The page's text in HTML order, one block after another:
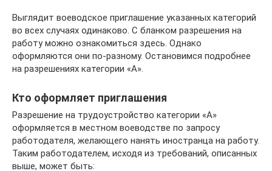
Выглядит воеводское приглашение указанных категорий
во всех случаях одинаково. С бланком разрешения на
работу можно ознакомиться здесь. Однако
оформляются они по-разному. Остановимся подробнее
на разрешениях категории «А».
Кто оформляет приглашения
Разрешение на трудоустройство категории «А»
оформляется в местном воеводстве по запросу
работодателя, желающего нанять иностранца на работу.
Таким работодателем, исходя из требований, описанных
выше, может быть: